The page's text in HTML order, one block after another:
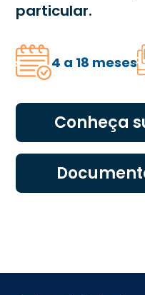
particular.
4 a 18 meses
Conheça